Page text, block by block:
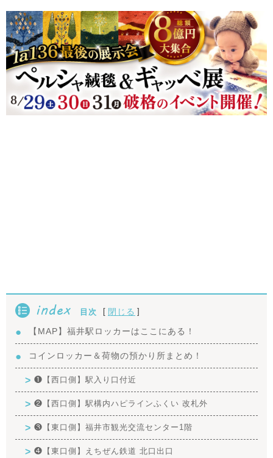
index 目次 [ 閉じる ]
【MAP】福井駅ロッカーはここにある！
コインロッカー＆荷物の預かり所まとめ！
❶【西口側】駅入り口付近
❷【西口側】駅構内ハピラインふくい 改札外
❸【東口側】福井市観光交流センター1階
❹【東口側】えちぜん鉄道 北口出口